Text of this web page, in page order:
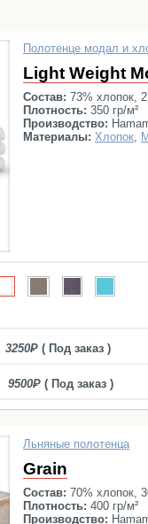
Полотенце модал и
Light Weight
Состав: 73% хлопок,
Плотность: 350 гр/м²
Производство:
Материалы: Хлопок,
3250 ( Под заказ )
9500 ( Под заказ )
Льняные полотенца
Grain
Состав: 70% хлопок,
Плотность: 400 гр/м²
Производство: